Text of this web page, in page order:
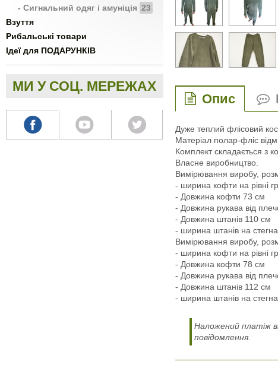
- Сигнальний одяг і амуніція 23
Взуття
Рибальські товари
Ідеї для ПОДАРУНКІВ
МИ У СОЦ. МЕРЕЖАХ
Опис
Дуже теплий флісовий
Матеріал полар-фліс
Комплект складається з
Власне виробництво.
Вимірювання виробу,
- ширина кофти на рівні
- Довжина кофти 73 см
- Довжина рукава від
- Довжина штанів 110 см
- ширина штанів на
Вимірювання виробу,
- ширина кофти на рівні
- Довжина кофти 78 см
- Довжина рукава від
- Довжина штанів 112 см
- ширина штанів на
Наложений платіж
повідомлення.